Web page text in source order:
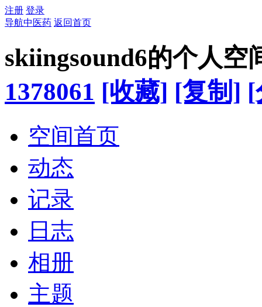
注册 登录
导航中医药 返回首页
skiingsound6的个人空
1378061 [收藏] [复制] [
空间首页
动态
记录
日志
相册
主题